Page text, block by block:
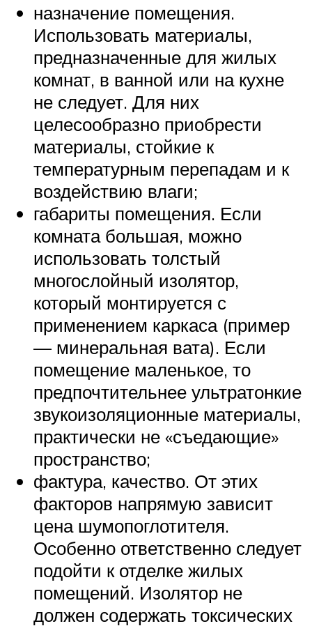
назначение помещения.
Использовать материалы,
предназначенные для жилых
комнат, в ванной или на кухне
не следует. Для них
целесообразно приобрести
материалы, стойкие к
температурным перепадам и к
воздействию влаги;
габариты помещения. Если
комната большая, можно
использовать толстый
многослойный изолятор,
который монтируется с
применением каркаса (пример
— минеральная вата). Если
помещение маленькое, то
предпочтительнее ультратонкие
звукоизоляционные материалы,
практически не «съедающие»
пространство;
фактура, качество. От этих
факторов напрямую зависит
цена шумопоглотителя.
Особенно ответственно следует
подойти к отделке жилых
помещений. Изолятор не
должен содержать токсических